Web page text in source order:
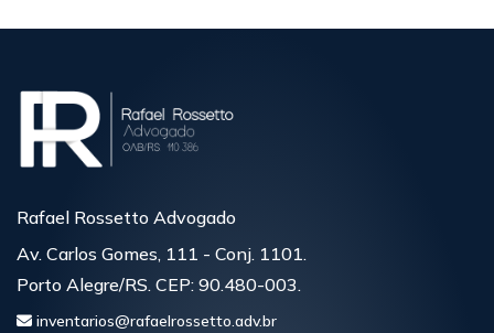
Rafael Rossetto Advogado
Av. Carlos Gomes, 111 - Conj. 1101.
Porto Alegre/RS. CEP: 90.480-003.
inventarios@rafaelrossetto.adv.br